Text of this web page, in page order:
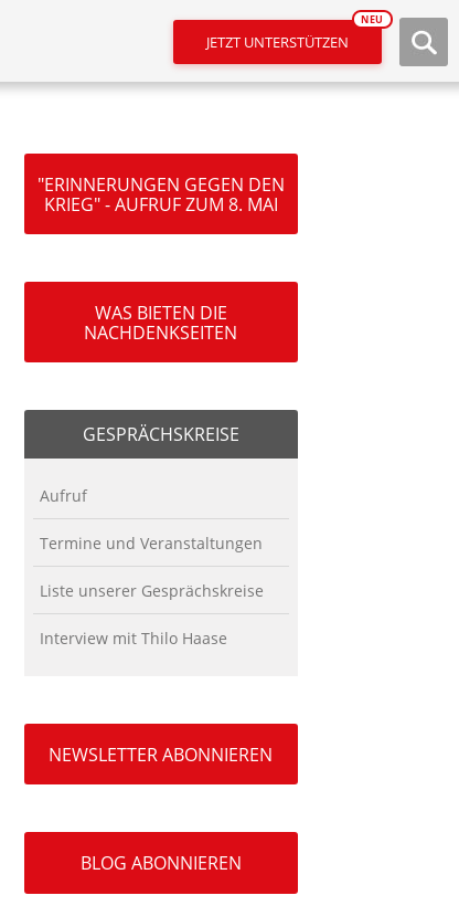
JETZT UNTERSTÜTZEN
NEU
"ERINNERUNGEN GEGEN DEN
KRIEG" - AUFRUF ZUM 8. MAI
WAS BIETEN DIE
NACHDENKSEITEN
GESPRÄCHSKREISE
Aufruf
Termine und Veranstaltungen
Liste unserer Gesprächskreise
Interview mit Thilo Haase
NEWSLETTER ABONNIEREN
BLOG ABONNIEREN